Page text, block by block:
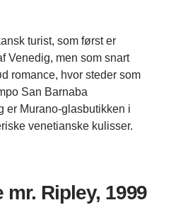
turist, som først er
Venedig, men som snart
romance, hvor steder som
San Barnaba
er Murano-glasbutikken i
venetianske kulisser.
Ripley, 1999